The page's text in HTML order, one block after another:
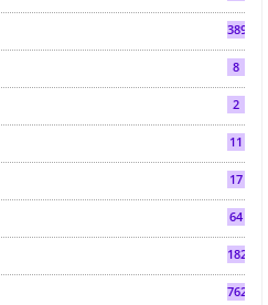
3892
8
2
11
17
64
182
7624